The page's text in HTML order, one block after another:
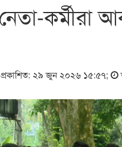
প্রকাশিত: ২৯ জুন ২০২৬ ১৫:৫৭;